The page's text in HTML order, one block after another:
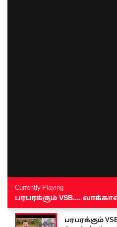
Currently Playing
பரபரக்கும் VSB....
பரபரக்கும்